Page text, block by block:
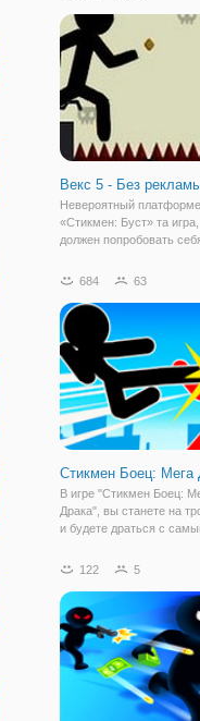
Векс 5 - Без
Невероятный
«Стикмен: Буст» та
должен попробовать
Стикмены всегда
исключение. Человек-
оказался в
684 63
Стикмен Боец: Мега
В игре "Стикмен Боец:
Драка", вы станете на
и будете драться с
обладают недюжинной
каждый. Но для такого
Стикмен, это скорее
122 5